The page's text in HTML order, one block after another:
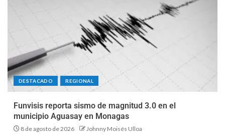
DESTACADO REGIONAL
Funvisis reporta sismo de magnitud 3.0 en el
municipio Aguasay en Monagas
8 de agosto de 2026 Johnny Moisés Ulloa